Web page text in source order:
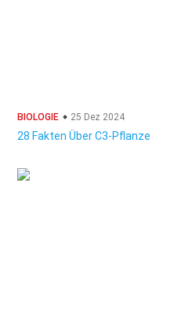
BIOLOGIE 25 Dez 2024
28 Fakten Über C3-Pflanze